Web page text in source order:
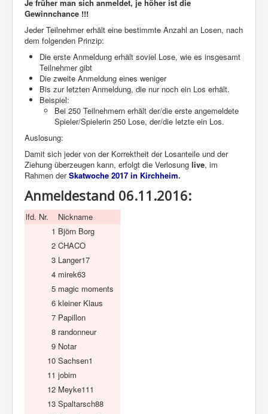
Je früher man sich anmeldet, je höher ist die
Gewinnchance !!!
Jeder Teilnehmer erhält eine bestimmte Anzahl an Losen, nach
dem folgenden Prinzip:
Die erste Anmeldung erhält soviel Lose, wie es insgesamt
Teilnehmer gibt
Die zweite Anmeldung eines weniger
Bis zur letzten Anmeldung, die nur noch ein Los erhält.
Beispiel:
Bei 250 Teilnehmern erhält der/die erste angemeldete
Spieler/Spielerin 250 Lose, der/die letzte ein Los.
Auslosung:
Damit sich jeder von der Korrektheit der Losanteile und der
Ziehung überzeugen kann, erfolgt die Verlosung live, im
Rahmen derSkatwoche 2017 in Kirchheim.
Anmeldestand 06.11.2016:
lfd. Nr.
Nickname
1 Björn Borg
2 CHACO
3 Langer17
4 mirek63
5 magic moments
6 kleiner Klaus
7 Papillon
8 randonneur
9 Notar
10 Sachsen1
11 jobim
12 Meyke111
13 Spaltarsch88